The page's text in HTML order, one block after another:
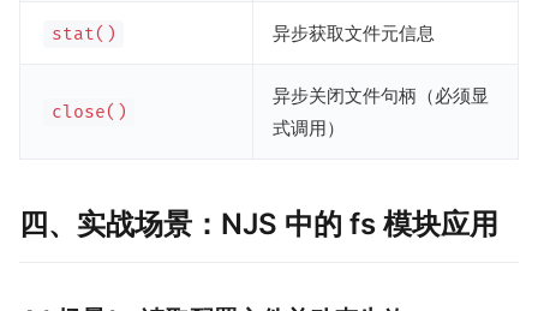
stat() 异步获取文件元信息
close()
异步关闭文件句柄（必须显
式调用）
四、实战场景：NJS 中的 fs 模块应用